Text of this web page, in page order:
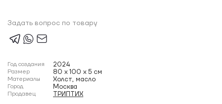
Задать вопрос по товару
Год создания 2024
Размер 80 x 100 x 5 см
Материалы Холст, масло
Город Москва
Продавец ТРИПТИХ